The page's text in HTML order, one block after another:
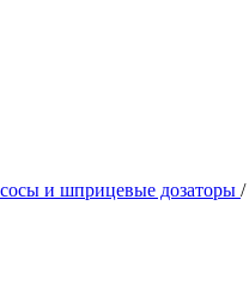
и шприцевые дозаторы /